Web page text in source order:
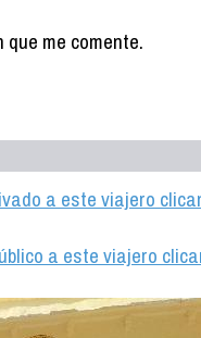
me comente.
a este viajero
a este viajero